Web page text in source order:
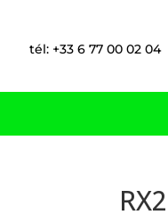
tél: +33 6 77 00 02